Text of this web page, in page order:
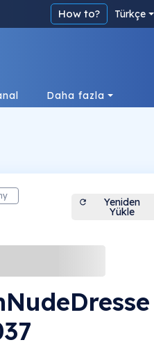
How to? Türkçe
Daha fazla
Yeniden
Yükle